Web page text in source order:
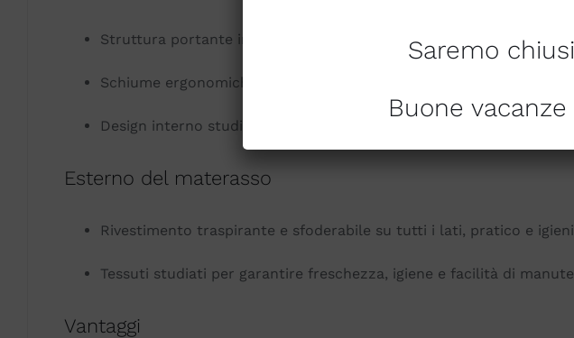
Struttura portante in schiuma ad alta densità, resistente e
Schiume ergonomiche che si adattano al corpo riducendo i punti
Design interno studiato per garantire ventilazione ottimale e
Esterno del materasso
Rivestimento traspirante e sfoderabile su tutti i lati, pratico e
Tessuti studiati per garantire freschezza, igiene e facilità di
Vantaggi
Saremo
Buone